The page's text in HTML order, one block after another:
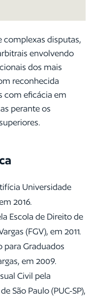
complexas disputas,
envolvendo
dos mais
reconhecida
com eficácia em
perante os
Universidade
2016.
Escola de Direito de
(FGV), em 2011.
para Graduados
em 2009.
Civil pela
São Paulo (PUC-SP),